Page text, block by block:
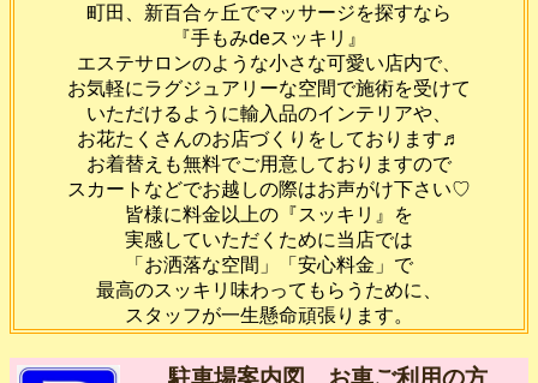
町田、新百合ヶ丘でマッサージを探すなら
『手もみdeスッキリ』
エステサロンのような小さな可愛い店内で、
お気軽にラグジュアリーな空間で施術を受けて
いただけるように輸入品のインテリアや、
お花たくさんのお店づくりをしております♬
お着替えも無料でご用意しておりますので
スカートなどでお越しの際はお声がけ下さい♡
皆様に料金以上の『スッキリ』を
実感していただくために当店では
「お洒落な空間」「安心料金」で
最高のスッキリ味わってもらうために、
スタッフが一生懸命頑張ります。